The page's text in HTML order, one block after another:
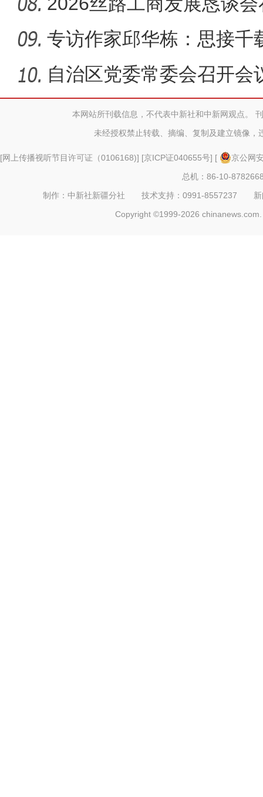
专访作家邱华栋：思接千
出发
自治区党委常委会召开会
本网站所刊载信息，不代表中新社和中新网观点。
未经授权禁止转载、摘编、复制及建立镜像，
[网上传播视听节目许可证（0106168)] [京ICP证040655号] [
京公网
总机：86-10-
制作：中新社新疆分社 技术支持：0991-8557237
Copyright ©1999-2026